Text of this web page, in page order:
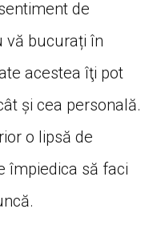
de
vă bucurați în
acestea îţi pot
și cea personală.
o lipsă de
împiedica să faci